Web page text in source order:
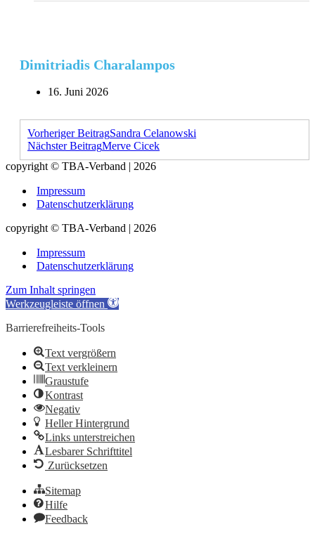
Dimitriadis Charalampos
16. Juni 2026
Vorheriger BeitragSandra Celanowski
Nächster BeitragMerve Cicek
copyright © TBA-Verband | 2026
Impressum
Datenschutzerklärung
copyright © TBA-Verband | 2026
Impressum
Datenschutzerklärung
Zum Inhalt springen
Werkzeugleiste öffnen
Barrierefreiheits-Tools
Text vergrößern
Text verkleinern
Graustufe
Kontrast
Negativ
Heller Hintergrund
Links unterstreichen
Lesbarer Schrifttitel
Zurücksetzen
Sitemap
Hilfe
Feedback